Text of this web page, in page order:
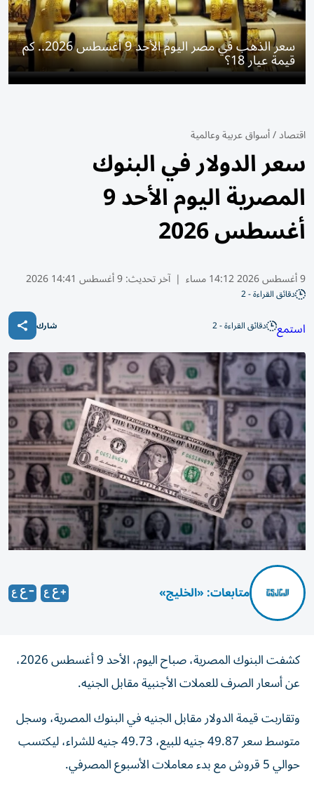
سعر الذهب في مصر اليوم الأحد 9 أغسطس 2026.. كم
قيمة عيار 18؟
اقتصاد/أسواق عربية وعالمية
سعر الدولار في البنوك
المصرية اليوم الأحد 9
أغسطس 2026
9 أغسطس 2026 14:12 مساء | آخر تحديث:9 أغسطس 14:41 2026
دقائق القراءة - 2
استمع دقائق القراءة - 2 شارك
متابعات: «الخليج»
كشفت البنوك المصرية، صباح اليوم، الأحد 9 أغسطس 2026،
عن أسعار الصرف للعملات الأجنبية مقابل الجنيه.
وتقاربت قيمة الدولار مقابل الجنيه في البنوك المصرية، وسجل
متوسط سعر 49.87 جنيه للبيع، 49.73 جنيه للشراء، ليكتسب
حوالي 5 قروش مع بدء معاملات الأسبوع المصرفي.